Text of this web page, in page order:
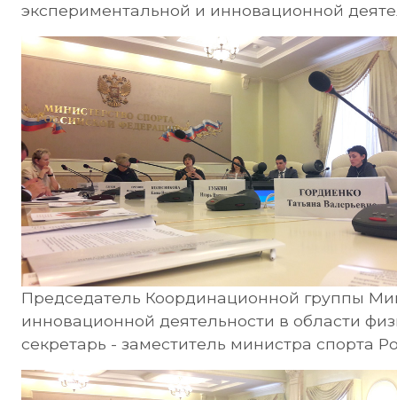
экспериментальной и инновационной
Председатель Координационной группы
инновационной деятельности в области
секретарь - заместитель министра спорта